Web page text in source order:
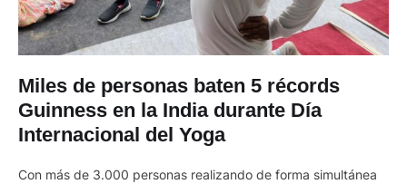
Miles de personas baten 5 récords
Guinness en la India durante Día
Internacional del Yoga
Con más de 3.000 personas realizando de forma simultánea